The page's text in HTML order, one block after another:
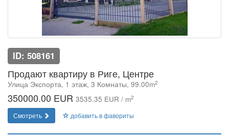
ID: 508161
Продают квартиру в Риге, Центре
Улица Экспорта, 1 этаж, 3 Комнаты, 99.00m2
350000.00 EUR 3535.35 EUR / m2
Смотреть добавить в фавориты